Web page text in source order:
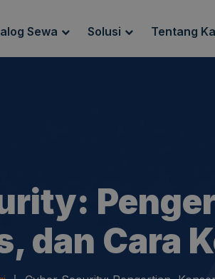
Sewa Solusi Tentang
dan Cara